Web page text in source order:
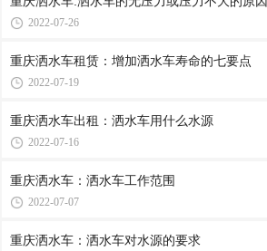
2022-07-26
重庆洒水车租赁：增加洒水车寿命的七要点
2022-07-19
重庆洒水车出租：洒水车用什么水源
2022-07-16
重庆洒水车：洒水车工作范围
2022-07-07
重庆洒水车：洒水车对水源的要求